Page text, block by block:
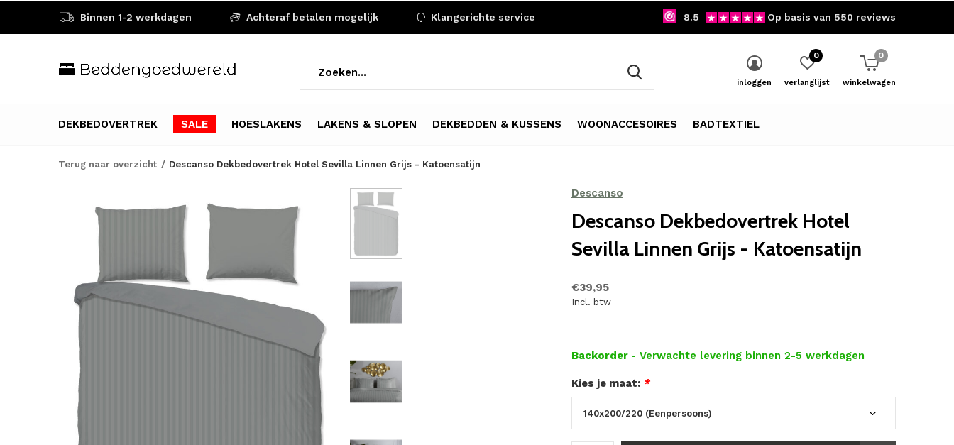
DEKBEDOVERTREK SALE HOESLAKENS LAKENS & SLOPEN DEKBEDDEN & KUSSENS WOONACCESOIRES BADTEXTIEL
inloggen verlanglijst
0
winkelwagen
0
Binnen 1-2 werkdagen Achteraf betalen mogelijk Klangerichte service 8.5 Op basis van 550 reviews
Terug naar overzicht Descanso Dekbedovertrek Hotel Sevilla Linnen Grijs - Katoensatijn
Descanso
Descanso Dekbedovertrek Hotel
Sevilla Linnen Grijs - Katoensatijn
€39,95
Incl. btw
Backorder - Verwachte levering binnen 2-5 werkdagen
Kies je maat: *